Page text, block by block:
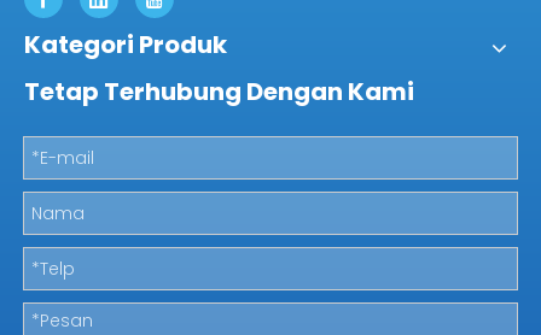
Kategori Produk
Tetap Terhubung Dengan Kami